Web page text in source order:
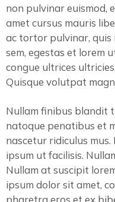
non pulvinar euismod,
amet cursus mauris
ac tortor pulvinar, quis
sem, egestas et lorem
congue ultrices
Quisque volutpat
Nullam finibus blandit
natoque penatibus et
nascetur ridiculus
ipsum ut facilisis.
Nullam at suscipit
ipsum dolor sit amet,
pharetra eros et ex